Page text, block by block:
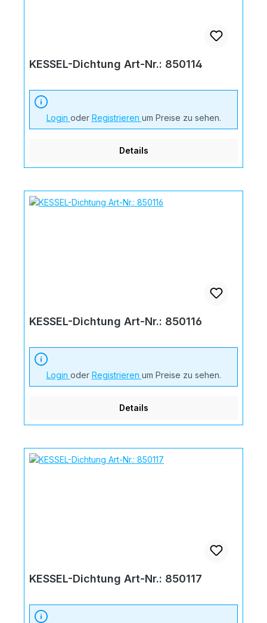
KESSEL-Dichtung Art-Nr.: 850114
Login oder Registrieren um Preise zu sehen.
Details
KESSEL-Dichtung Art-Nr.: 850116
Login oder Registrieren um Preise zu sehen.
Details
KESSEL-Dichtung Art-Nr.: 850117